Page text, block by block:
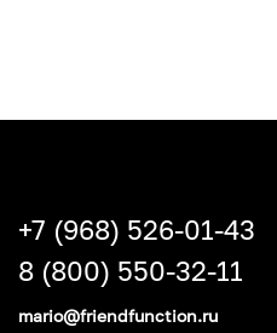
+7 (968) 526-01-43
8 (800) 550-32-11
mario@friendfunction.ru